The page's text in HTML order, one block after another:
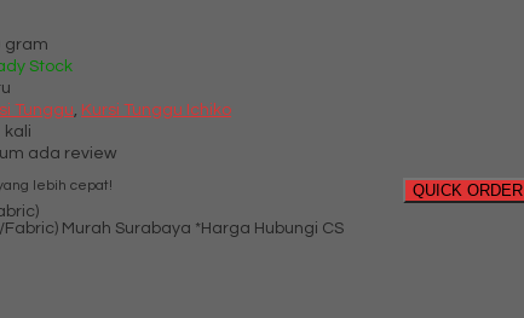
gram
Stock
Tunggu Kursi Tunggu Ichiko
kali
ada review
QUICK ORDER
lebih cepat!
*Harga Hubungi CS